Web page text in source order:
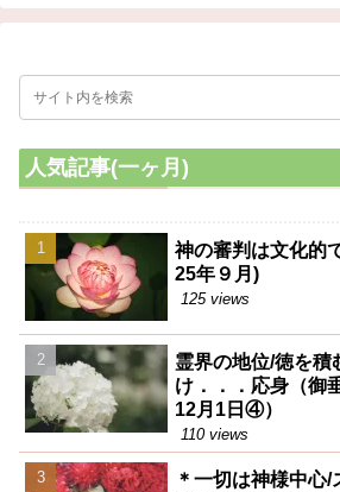
人気記事(一ヶ月)
神の審判は文化的
25年９月)
125 views
霊界の地位/徳を積
け．．．応身（御
12月1日④）
110 views
＊一切は神様中心